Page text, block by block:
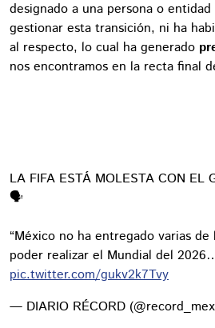
designado a una persona o entidad
gestionar esta transición, ni ha
al respecto, lo cual ha generado
nos encontramos en la recta final
LA FIFA ESTÁ MOLESTA CON EL
🗣️
“México no ha entregado varias de
poder realizar el Mundial del
pic.twitter.com/gukv2k7Tvy
— DIARIO RÉCORD